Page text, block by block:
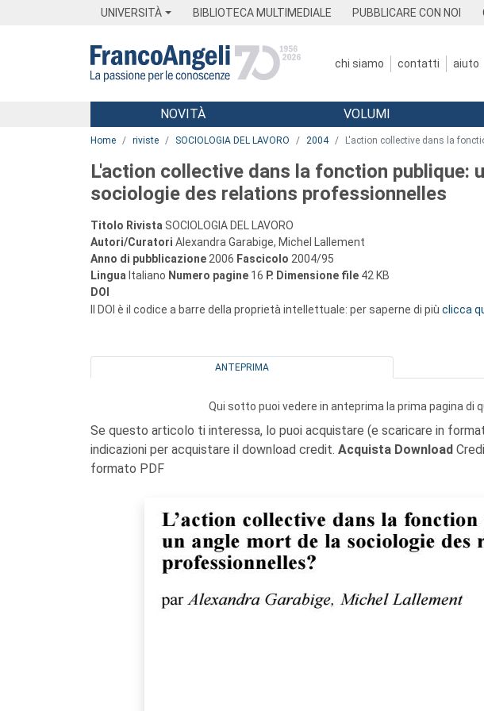
UNIVERSITÀ BIBLIOTECA MULTIMEDIALE PUBBLICARE CON NOI
chi siamo contatti aiuto
Menu
NOVITÀ VOLUMI
Home riviste SOCIOLOGIA DEL LAVORO 2004 L'action collective dans la
L'action collective dans la fonction publique:
sociologie des relations professionnelles
Titolo Rivista SOCIOLOGIA DEL LAVORO
Autori/Curatori Alexandra Garabige, Michel Lallement
Anno di pubblicazione 2006 Fascicolo 2004/95
Lingua Italiano Numero pagine 16 P. Dimensione file 42 KB
DOI
Il DOI è il codice a barre della proprietà intellettuale: per saperne di più clicca
ANTEPRIMA
Qui sotto puoi vedere in anteprima la prima pagina di
Se questo articolo ti interessa, lo puoi acquistare (e scaricare in
indicazioni per acquistare il download credit. Acquista Download
formato PDF